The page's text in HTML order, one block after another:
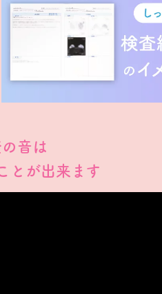
音は
とが出来ます